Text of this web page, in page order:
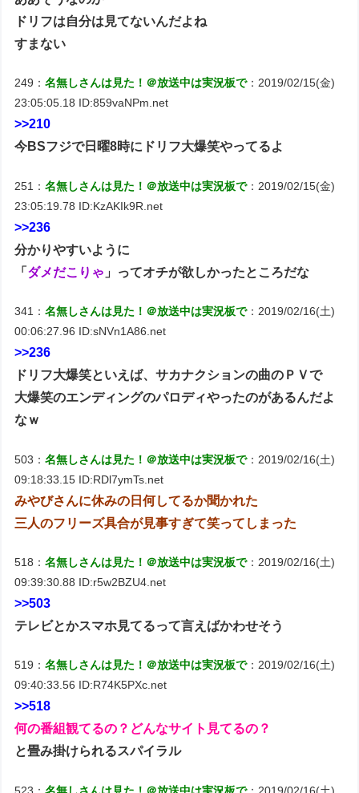
ドリフは自分は見てないんだよね
すまない
249：名無しさんは見た！＠放送中は実況板で：2019/02/15(金)
23:05:05.18 ID:859vaNPm.net
>>210
今BSフジで日曜8時にドリフ大爆笑やってるよ
251：名無しさんは見た！＠放送中は実況板で：2019/02/15(金)
23:05:19.78 ID:KzAKIk9R.net
>>236
分かりやすいように
「 ダメだこりゃ 」ってオチが欲しかったところだな
341：名無しさんは見た！＠放送中は実況板で：2019/02/16(土)
00:06:27.96 ID:sNVn1A86.net
>>236
ドリフ大爆笑といえば、サカナクションの曲のＰＶで
大爆笑のエンディングのパロディやったのがあるんだよ
なｗ
503：名無しさんは見た！＠放送中は実況板で：2019/02/16(土)
09:18:33.15 ID:RDl7ymTs.net
みやびさんに休みの日何してるか聞かれた
三人のフリーズ具合が見事すぎて笑ってしまった
518：名無しさんは見た！＠放送中は実況板で：2019/02/16(土)
09:39:30.88 ID:r5w2BZU4.net
>>503
テレビとかスマホ見てるって言えばかわせそう
519：名無しさんは見た！＠放送中は実況板で：2019/02/16(土)
09:40:33.56 ID:R74K5PXc.net
>>518
何の番組観てるの？どんなサイト見てるの？
と畳み掛けられるスパイラル
523：名無しさんは見た！＠放送中は実況板で：2019/02/16(土)